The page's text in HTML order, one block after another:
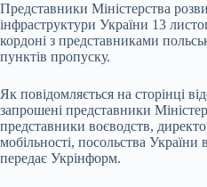
Представники Міністерства
інфраструктури України 13
кордоні з представниками
пунктів пропуску.
Як повідомляється на сторінці
запрошені представники
представники воєводств,
мобільності, посольства
передає Укрінформ.